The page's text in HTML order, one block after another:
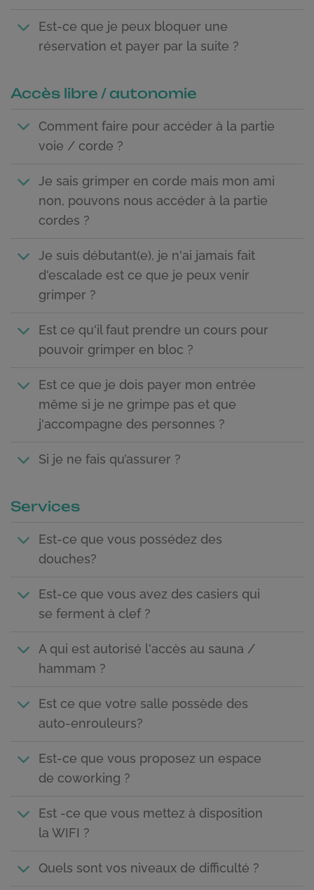
Est-ce que je peux bloquer une
réservation et payer par la suite ?
Accès libre / autonomie
Comment faire pour accéder à la partie
voie / corde ?
Je sais grimper en corde mais mon ami
non, pouvons nous accéder à la partie
cordes ?
Je suis débutant(e), je n'ai jamais fait
d'escalade est ce que je peux venir
grimper ?
Est ce qu'il faut prendre un cours pour
pouvoir grimper en bloc ?
Est ce que je dois payer mon entrée
même si je ne grimpe pas et que
j'accompagne des personnes ?
Si je ne fais qu’assurer ?
Services
Est-ce que vous possédez des
douches?
Est-ce que vous avez des casiers qui
se ferment à clef ?
A qui est autorisé l'accès au sauna /
hammam ?
Est ce que votre salle possède des
auto-enrouleurs?
Est-ce que vous proposez un espace
de coworking ?
Est -ce que vous mettez à disposition
la WIFI ?
Quels sont vos niveaux de difficulté ?